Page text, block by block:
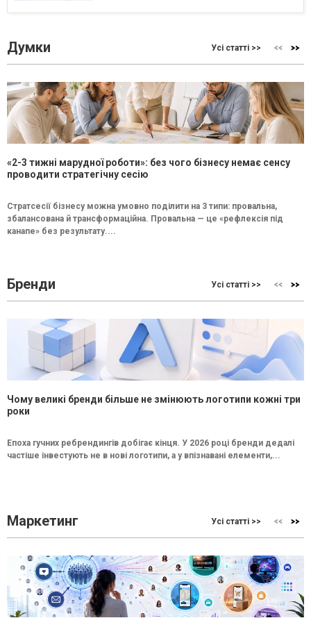
Думки Усі статті >>
«2-3 тижні марудної роботи»: без чого бізнесу немає сенсу
проводити стратегічну сесію
Стратсесії бізнесу можна умовно поділити на 3 типи: провальна,
збалансована й трансформаційна. Провальна — це «рефлексія під
канапе» без результату....
Бренди Усі статті >>
Чому великі бренди більше не змінюють логотипи кожні три
роки
Епоха гучних ребрендингів добігає кінця. У 2026 році бренди дедалі
частіше інвестують не в нові логотипи, а у впізнавані елементи,...
Маркетинг Усі статті >>